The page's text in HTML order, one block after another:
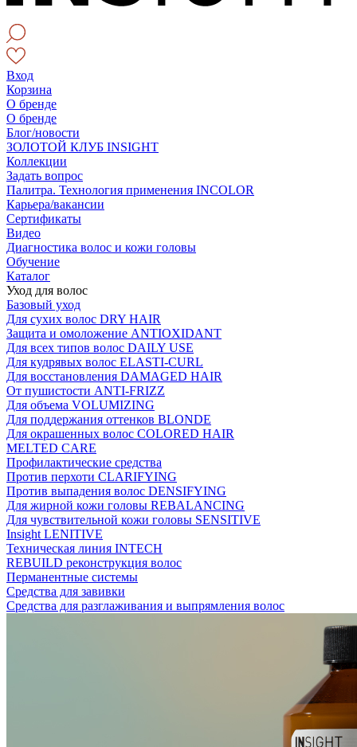
Вход
Корзина
О бренде
О бренде
Блог/новости
ЗОЛОТОЙ КЛУБ INSIGHT
Коллекции
Задать вопрос
Палитра. Технология применения INCOLOR
Карьера/вакансии
Сертификаты
Видео
Диагностика волос и кожи головы
Обучение
Каталог
Уход для волос
Базовый уход
Для сухих волос DRY HAIR
Защита и омоложение ANTIOXIDANT
Для всех типов волос DAILY USE
Для кудрявых волос ELASTI-CURL
Для восстановления DAMAGED HAIR
От пушистости ANTI-FRIZZ
Для объема VOLUMIZING
Для поддержания оттенков BLONDE
Для окрашенных волос COLORED HAIR
MELTED CARE
Профилактические средства
Против перхоти CLARIFYING
Против выпадения волос DENSIFYING
Для жирной кожи головы REBALANCING
Для чувствительной кожи головы SENSITIVE
Insight LENITIVE
Техническая линия INTECH
REBUILD реконструкция волос
Перманентные системы
Средства для завивки
Средства для разглаживания и выпрямления волос